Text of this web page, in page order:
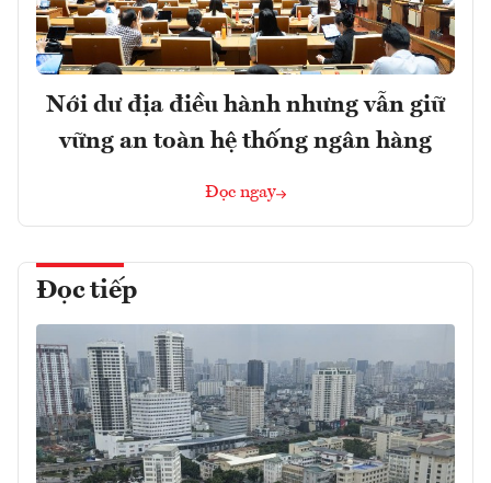
Nới dư địa điều hành nhưng vẫn giữ
vững an toàn hệ thống ngân hàng
Đọc ngay
Đọc tiếp